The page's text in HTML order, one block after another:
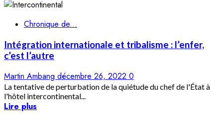
Chronique de...
Intégration internationale et tribalisme : l’enfer,
c’est l’autre
Martin Ambang décembre 26, 2022 0
La tentative de perturbation de la quiétude du chef de l'État à
l'hôtel intercontinental...
Lire plus